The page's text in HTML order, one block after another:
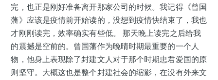
完，也正是刚好准备离开那家公司的时候。我记得《曾国
藩》应该是疫情前开始读的，没想到疫情快结束了，我也
才刚刚读完，效率确实有些低。 那天晚上读完之后给我
的震撼是空前的。曾国藩作为晚晴时期最重要的一个人
物，他身上表现除了封建文人对于那个时期忠君爱国的原
则坚守。大概这也是整个封建社会的缩影，在没有外来文